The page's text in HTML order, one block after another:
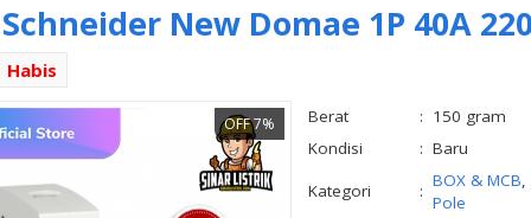
New Domae 1P 40A
Habis
OFF 7% Berat : 150 gram
Kondisi
: Baru
Kategori
: BOX & MCB,
Pole